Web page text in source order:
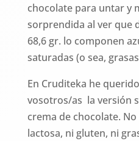
chocolate para untar y
sorprendida al ver que
68,6 gr. lo componen
saturadas (o sea,
En Cruditeka he
vosotros/as la versión
crema de chocolate.
lactosa, ni gluten, ni